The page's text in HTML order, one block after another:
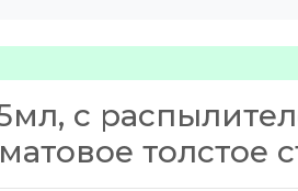
с
толстое